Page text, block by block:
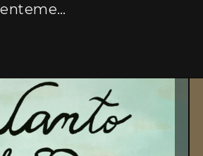
Añadidos recientemente